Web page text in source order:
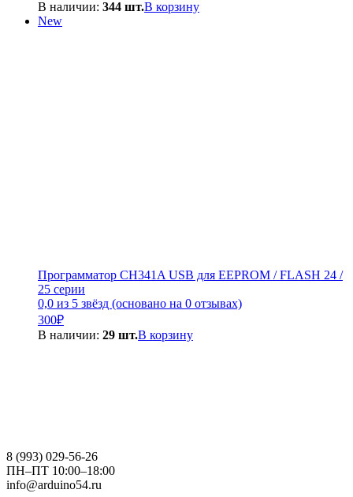
В наличии: 344 шт.В корзину
New
Программатор CH341A USB для EEPROM / FLASH 24 /
25 серии
0,0 из 5 звёзд (основано на 0 отзывах)
300₽
В наличии: 29 шт.В корзину
8 (993) 029-56-26
ПН–ПТ 10:00–18:00
info@arduino54.ru